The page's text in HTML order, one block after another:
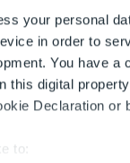
your personal
in order to
You have
this digital
Declaration or
to: